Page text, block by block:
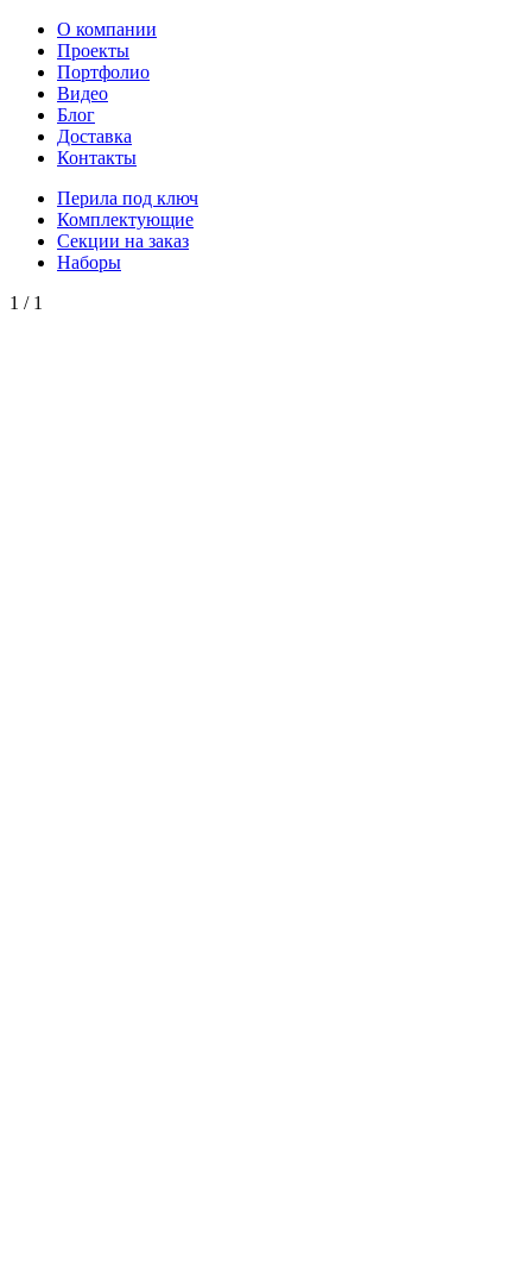
О компании
Проекты
Портфолио
Видео
Блог
Доставка
Контакты
Перила под ключ
Комплектующие
Секции на заказ
Наборы
1 / 1